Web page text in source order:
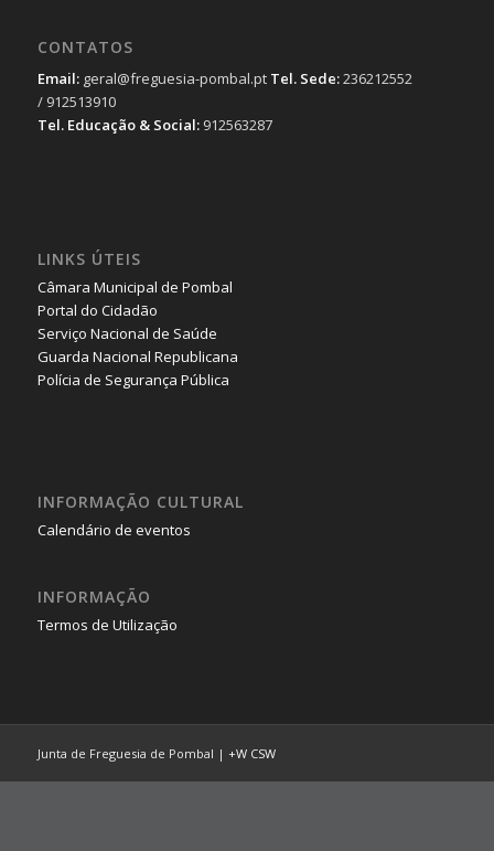
CONTATOS
Email:geral@freguesia-pombal.pt Tel. Sede:236212552
/ 912513910
Tel. Educação & Social: 912563287
LINKS ÚTEIS
Câmara Municipal de Pombal
Portal do Cidadão
Serviço Nacional de Saúde
Guarda Nacional Republicana
Polícia de Segurança Pública
INFORMAÇÃO CULTURAL
Calendário de eventos
INFORMAÇÃO
Termos de Utilização
Junta de Freguesia de Pombal | +W CSW